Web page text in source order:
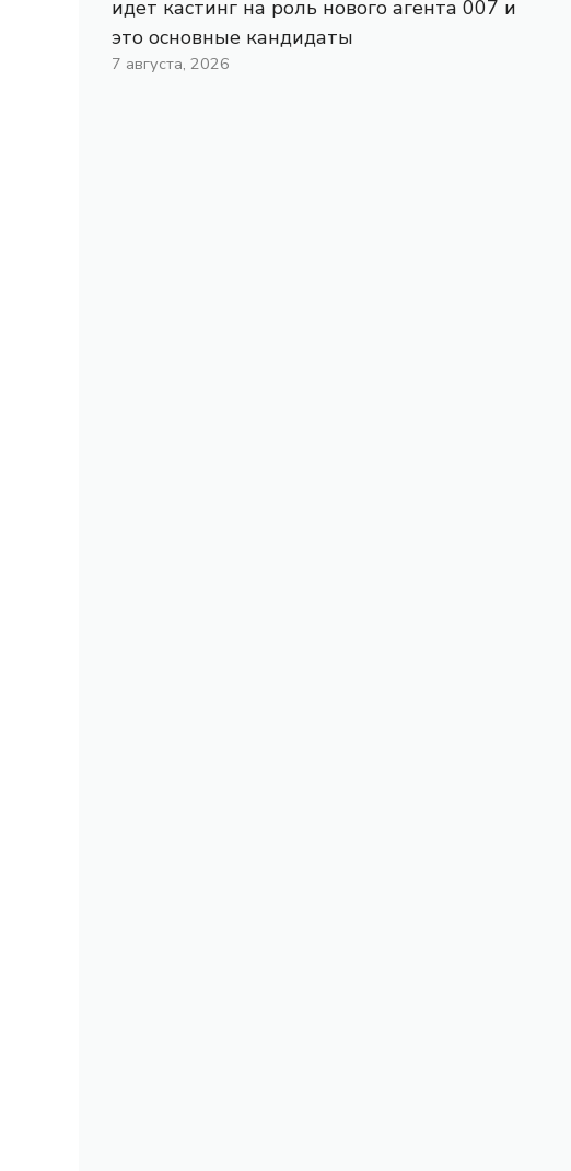
идет кастинг на роль нового агента 007 и
это основные кандидаты
7 августа, 2026